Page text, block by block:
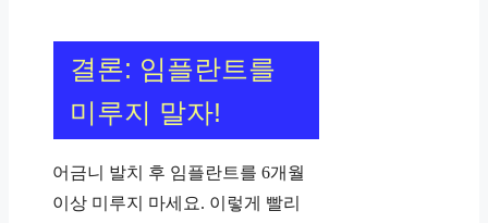
결론: 임플란트를
미루지 말자!
어금니 발치 후 임플란트를 6개월
이상 미루지 마세요. 이렇게 빨리